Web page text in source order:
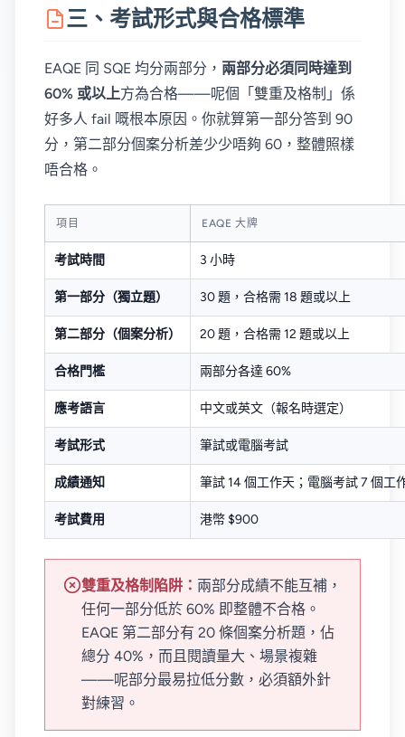
三、考試形式與合格標準
EAQE 同 SQE 均分兩部分， 兩部分必須同時達到
60% 或以上方為合格——呢個「雙重及格制」係
好多人 fail 嘅根本原因。你就算第一部分答到 90
分，第二部分個案分析差少少唔夠 60，整體照樣
唔合格。
項目 EAQE 大牌
考試時間 3 小時
第一部分（獨立題） 30 題，合格需 18 題或以上
第二部分（個案分析） 20 題，合格需 12 題或以上
合格門檻 兩部分各達 60%
應考語言 中文或英文（報名時選定）
考試形式 筆試或電腦考試
成績通知 筆試 14 個工作天；電腦考試 7 個工
考試費用 港幣 $900
雙重及格制陷阱： 兩部分成績不能互補，
任何一部分低於 60% 即整體不合格。
EAQE 第二部分有 20 條個案分析題，佔
總分 40%，而且閱讀量大、場景複雜
——呢部分最易拉低分數，必須額外針
對練習。